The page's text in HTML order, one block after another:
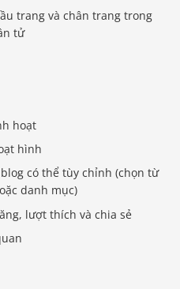
trang và chân trang trong
tử
hoạt
hình
có thể tùy chỉnh (chọn từ
danh mục)
lượt thích và chia sẻ